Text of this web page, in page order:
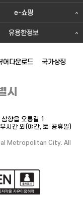
e-쇼핑
유용한정보
어다운로드
국가상징
향읍 오룡길 1
시간 외(야간, 토·공휴일)
Metropolitan City. All